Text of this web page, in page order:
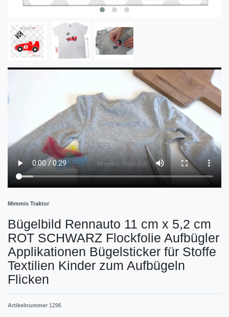
Mimmis Traktor
Bügelbild Rennauto 11 cm x 5,2 cm
ROT SCHWARZ Flockfolie Aufbügler
Applikationen Bügelsticker für Stoffe
Textilien Kinder zum Aufbügeln
Flicken
Artikelnummer 1296